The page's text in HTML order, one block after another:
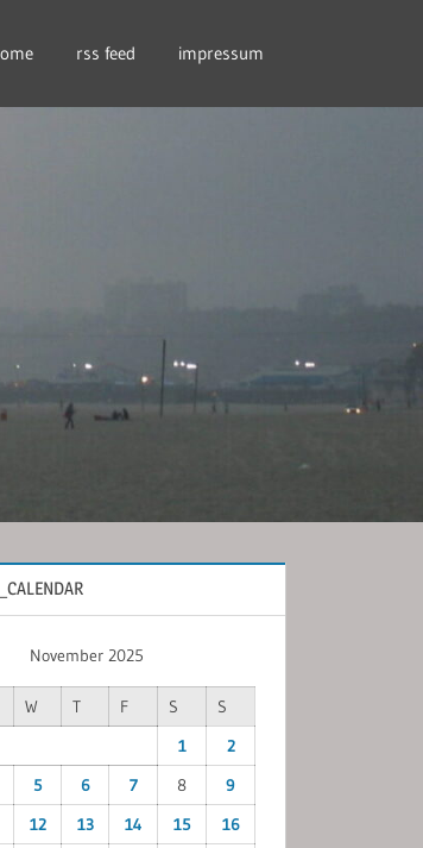
rss feed impressum
November 2025
W T F S
S
1
2
5 6 7 8
9
12 13 14 15
16